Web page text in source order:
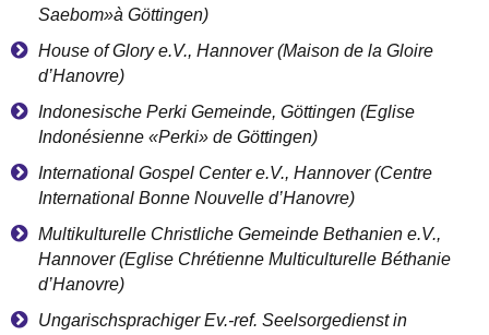
Saebom»à Göttingen)
House of Glory e.V., Hannover (Maison de la Gloire
d’Hanovre)
Indonesische Perki Gemeinde, Göttingen (Eglise
Indonésienne «Perki» de Göttingen)
International Gospel Center e.V., Hannover (Centre
International Bonne Nouvelle d’Hanovre)
Multikulturelle Christliche Gemeinde Bethanien e.V.,
Hannover (Eglise Chrétienne Multiculturelle Béthanie
d’Hanovre)
Ungarischsprachiger Ev.-ref. Seelsorgedienst in